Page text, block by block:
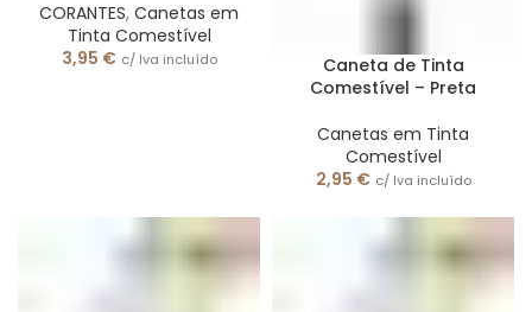
CORANTES, Canetas em
Tinta Comestível
3,95 € c/ Iva incluído
Caneta de Tinta
Comestível – Preta
Canetas em Tinta
Comestível
2,95 € c/ Iva incluído